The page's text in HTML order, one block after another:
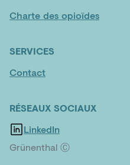
Charte des opioïdes
SERVICES
Contact
RÉSEAUX SOCIAUX
LinkedIn
Grünenthal Ⓒ